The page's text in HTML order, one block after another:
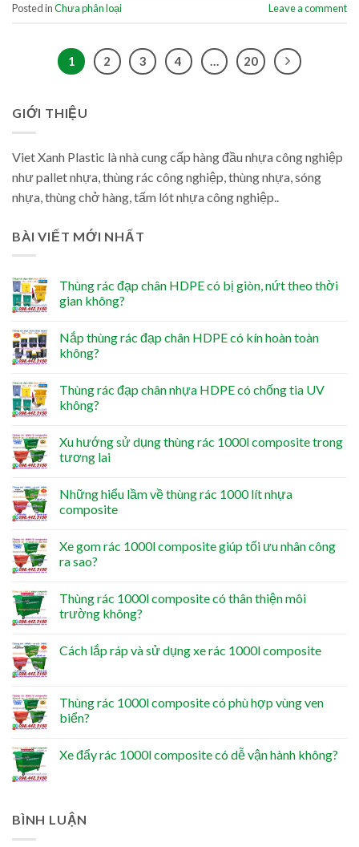
Posted inChưa phân loại Leave a comment
1 2 3 4 20
GIỚI THIỆU
Viet Xanh Plastic là nhà cung cấp hàng đầu nhựa công nghiệp
như pallet nhựa, thùng rác công nghiệp, thùng nhựa, sóng
nhựa, thùng chở hàng, tấm lót nhựa công nghiệp..
BÀI VIẾT MỚI NHẤT
Thùng rác đạp chân HDPE có bị giòn, nứt theo thời
gian không?
Nắp thùng rác đạp chân HDPE có kín hoàn toàn
không?
Thùng rác đạp chân nhựa HDPE có chống tia UV
không?
Xu hướng sử dụng thùng rác 1000l composite trong
tương lai
Những hiểu lầm về thùng rác 1000 lít nhựa
composite
Xe gom rác 1000l composite giúp tối ưu nhân công
ra sao?
Thùng rác 1000l composite có thân thiện môi
trường không?
Cách lắp ráp và sử dụng xe rác 1000l composite
Thùng rác 1000l composite có phù hợp vùng ven
biển?
Xe đẩy rác 1000l composite có dễ vận hành không?
BÌNH LUẬN